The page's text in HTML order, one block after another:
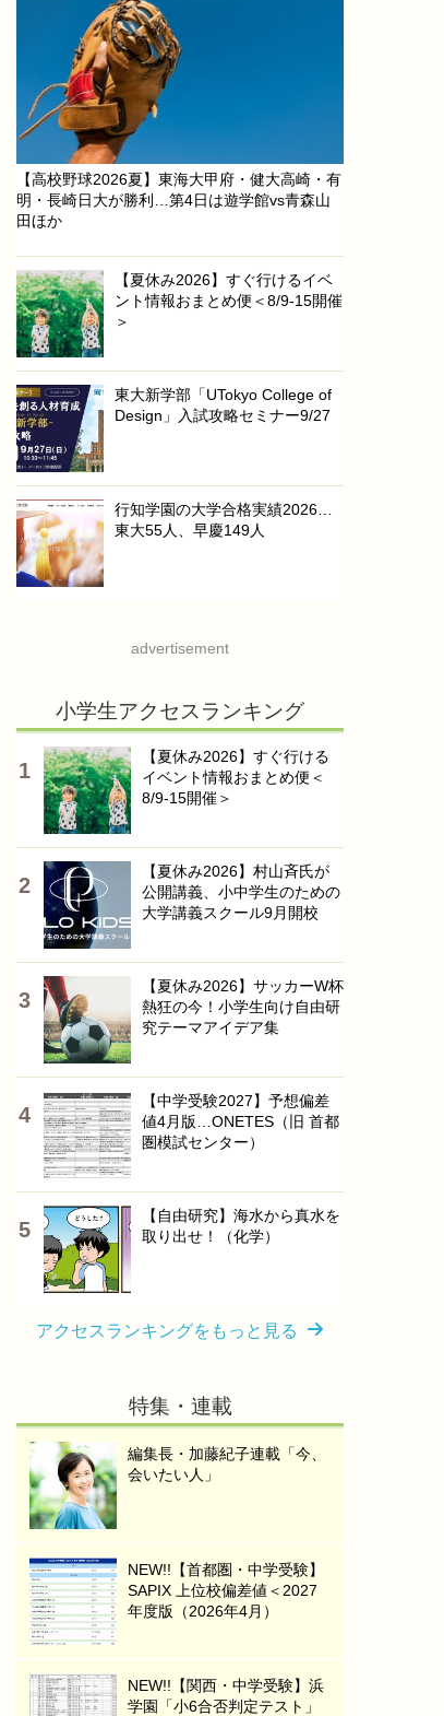
【高校野球2026夏】東海大甲府・健大高崎・有
明・長崎日大が勝利…第4日は遊学館vs青森山
田ほか
【夏休み2026】すぐ行けるイベ
ント情報おまとめ便＜8/9-15開催
＞
東大新学部「UTokyo College of
Design」入試攻略セミナー9/27
行知学園の大学合格実績2026…
東大55人、早慶149人
advertisement
小学生アクセスランキング
【夏休み2026】すぐ行ける
イベント情報おまとめ便＜
8/9-15開催＞
【夏休み2026】村山斉氏が
公開講義、小中学生のための
大学講義スクール9月開校
【夏休み2026】サッカーW杯
熱狂の今！小学生向け自由研
究テーマアイデア集
【中学受験2027】予想偏差
値4月版…ONETES（旧 首都
圏模試センター）
【自由研究】海水から真水を
取り出せ！（化学）
アクセスランキングをもっと見る
特集・連載
編集長・加藤紀子連載「今、
会いたい人」
NEW!!【首都圏・中学受験】
SAPIX 上位校偏差値＜2027
年度版（2026年4月）
NEW!!【関西・中学受験】浜
学園「小6合否判定テスト」